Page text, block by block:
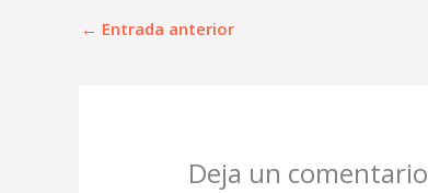
← Entrada anterior
Deja un comentario